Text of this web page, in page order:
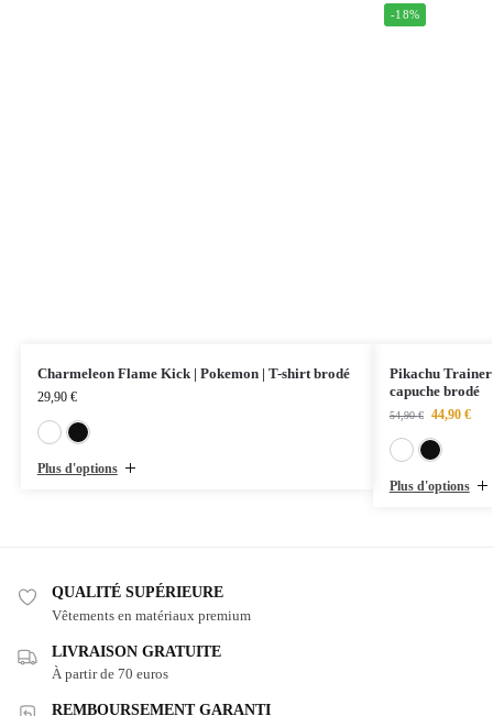
Charmeleon Flame Kick | Pokemon | T-shirt brodé
29,90 €
Plus d'options
-18%
Pikachu Trainer
capuche brodé
54,90€ 44,90 €
Plus d'options
QUALITÉ SUPÉRIEURE
Vêtements en matériaux premium
LIVRAISON GRATUITE
À partir de 70 euros
REMBOURSEMENT GARANTI